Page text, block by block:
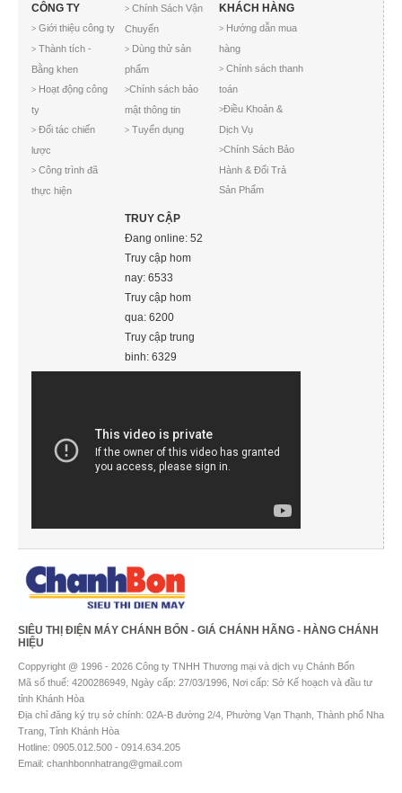
CÔNG TY
> Giới thiệu công ty
> Thành tích -
Bằng khen
> Hoạt động công
ty
> Đối tác chiến
lược
> Công trình đã
thực hiện
> Chính Sách Vận
Chuyển
> Dùng thử sản
phẩm
>Chính sách bảo
mật thông tin
> Tuyển dụng
KHÁCH HÀNG
>Hướng dẫn mua
hàng
>Chính sách thanh
toán
>Điều Khoản &
Dịch Vụ
>Chính Sách Bảo
Hành & Đổi Trả
Sản Phẩm
TRUY CẬP
Đang online: 52
Truy cập hom
nay: 6533
Truy cập hom
qua: 6200
Truy cập trung
binh: 6329
SIÊU THỊ ĐIỆN MÁY CHÁNH BỔN - GIÁ CHÁNH HÃNG - HÀNG CHÁNH
HIỆU
Coppyright @ 1996 - 2026 Công ty TNHH Thương mại và dịch vụ Chánh Bổn
Mã số thuế: 4200286949, Ngày cấp: 27/03/1996, Nơi cấp: Sở Kế hoạch và đầu tư
tỉnh Khánh Hòa
Địa chỉ đăng ký trụ sở chính: 02A-B đường 2/4, Phường Vạn Thạnh, Thành phố Nha
Trang, Tỉnh Khánh Hòa
Hotline: 0905.012.500 - 0914.634.205
Email: chanhbonnhatrang@gmail.com